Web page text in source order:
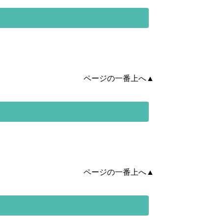
ページの一番上へ▲
ページの一番上へ▲